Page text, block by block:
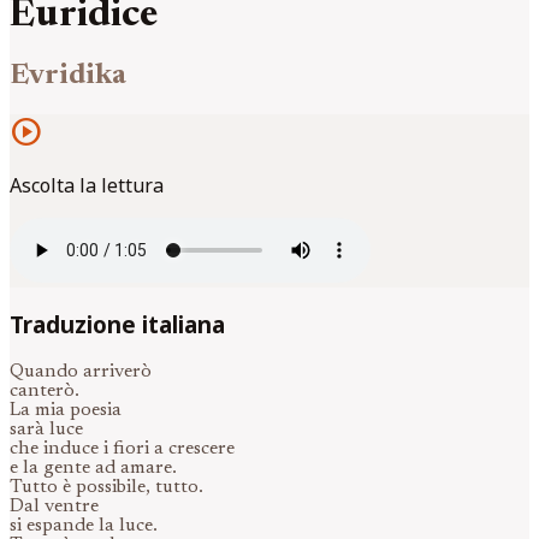
Euridice
Evridika
play_circle
Ascolta la lettura
Traduzione italiana
Quando arriverò
canterò.
La mia poesia
sarà luce
che induce i fiori a crescere
e la gente ad amare.
Tutto è possibile, tutto.
Dal ventre
si espande la luce.